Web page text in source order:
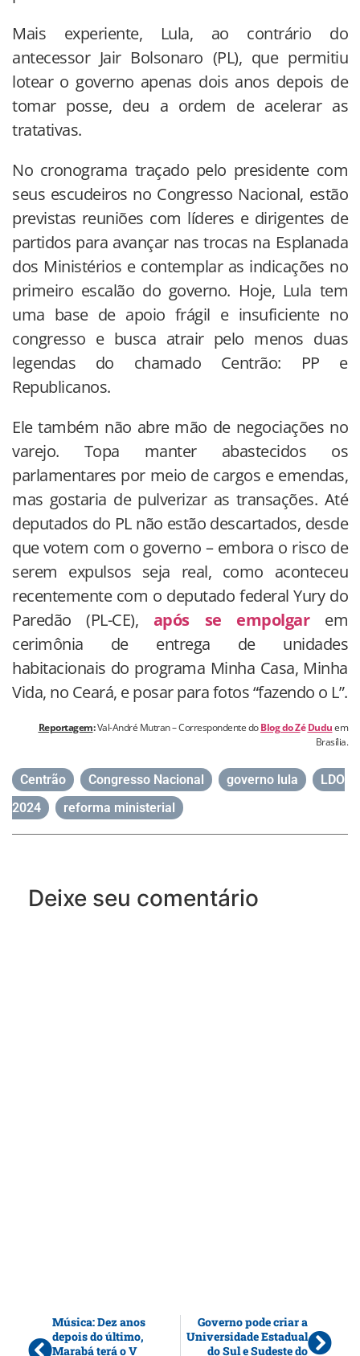
Mais experiente, Lula, ao contrário do
antecessor Jair Bolsonaro (PL), que permitiu
lotear o governo apenas dois anos depois de
tomar posse, deu a ordem de acelerar as
tratativas.
No cronograma traçado pelo presidente com
seus escudeiros no Congresso Nacional, estão
previstas reuniões com líderes e dirigentes de
partidos para avançar nas trocas na Esplanada
dos Ministérios e contemplar as indicações no
primeiro escalão do governo. Hoje, Lula tem
uma base de apoio frágil e insuficiente no
congresso e busca atrair pelo menos duas
legendas do chamado Centrão: PP e
Republicanos.
Ele também não abre mão de negociações no
varejo. Topa manter abastecidos os
parlamentares por meio de cargos e emendas,
mas gostaria de pulverizar as transações. Até
deputados do PL não estão descartados, desde
que votem com o governo – embora o risco de
serem expulsos seja real, como aconteceu
recentemente com o deputado federal Yury do
Paredão (PL-CE), após se empolgarem
cerimônia de entrega de unidades
habitacionais do programa Minha Casa, Minha
Vida, no Ceará, e posar para fotos “fazendo o L”.
Reportagem:Val-André Mutran – Correspondente doBlog do ZéDuduem
Brasília.
Centrão Congresso Nacional governo lula
LDO
2024
reforma ministerial
Deixe seu comentário
Música: Dez anos
depois do último,
Marabá terá o V
Governo pode criar a
Universidade Estadual
do Sul e Sudeste do